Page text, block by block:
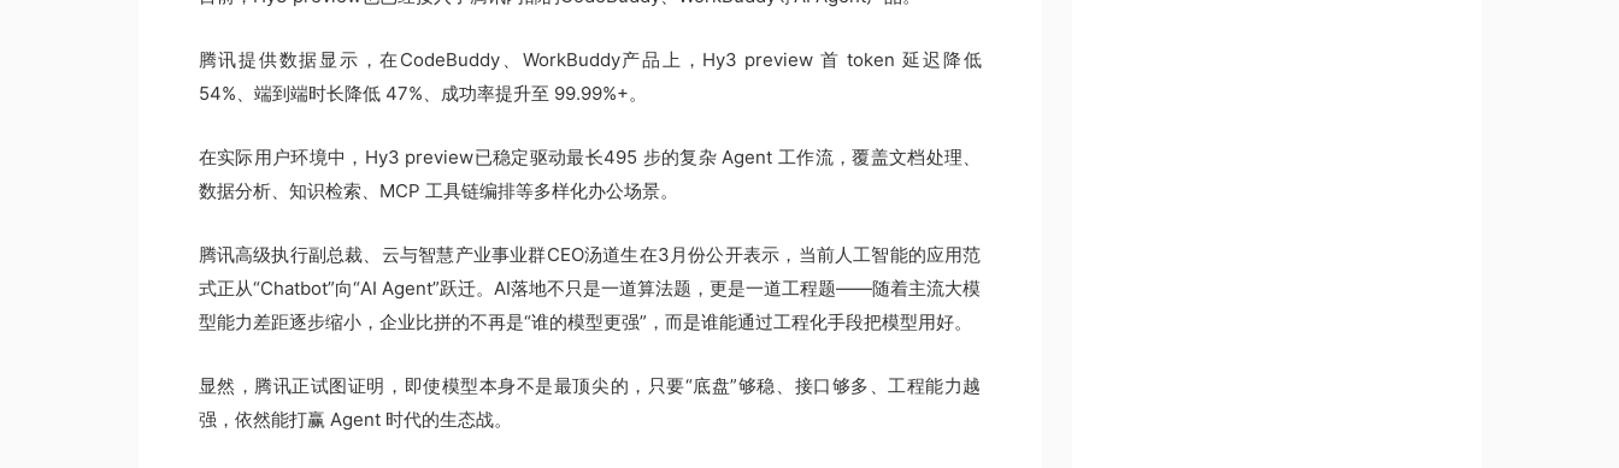
腾讯提供数据显示，在CodeBuddy、WorkBuddy产品上，Hy3 preview 首 token 延迟降低
54%、端到端时长降低 47%、成功率提升至 99.99%+。
在实际用户环境中，Hy3 preview已稳定驱动最长495 步的复杂 Agent 工作流，覆盖文档处理、
数据分析、知识检索、MCP 工具链编排等多样化办公场景。
腾讯高级执行副总裁、云与智慧产业事业群CEO汤道生在3月份公开表示，当前人工智能的应用范
式正从“Chatbot”向“AI Agent”跃迁。AI落地不只是一道算法题，更是一道工程题——随着主流大模
型能力差距逐步缩小，企业比拼的不再是“谁的模型更强”，而是谁能通过工程化手段把模型用好。
显然，腾讯正试图证明，即使模型本身不是最顶尖的，只要“底盘”够稳、接口够多、工程能力越
强，依然能打赢 Agent 时代的生态战。